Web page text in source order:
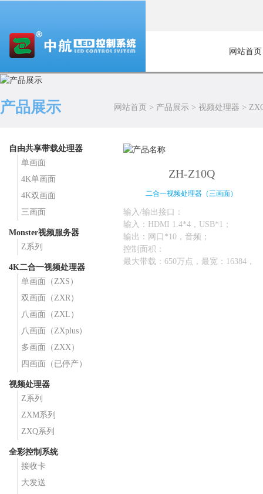
网站首页
产品展示 网站首页 > 产品展示 > 视频处理器 >
自由共享带载处理器
单画面
4K单画面
4K双画面
三画面
Monster视频服务器
Z系列
4K二合一视频处理器
单画面（ZXS）
双画面（ZXR）
八画面（ZXL）
八画面（ZXplus）
多画面（ZXX）
四画面（已停产）
视频处理器
Z系列
ZXM系列
ZXQ系列
全彩控制系统
接收卡
大发送
ZH-Z10Q
二合一视频处理器（三画面）
输入/输出接口：
输入：HDMI 1.4*4，USB*1；
输出：网口*10，音频；
控制面积：
最大带载：650万点，最宽：16384，